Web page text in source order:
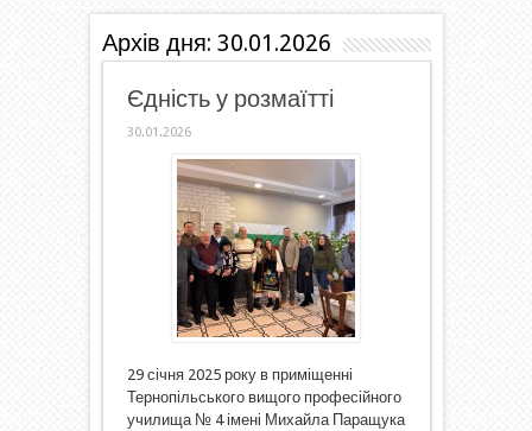
Архів дня: 30.01.2026
Єдність у розмаїтті
30.01.2026
29 січня 2025 року в приміщенні
Тернопільського вищого професійного
училища № 4 імені Михайла Паращука